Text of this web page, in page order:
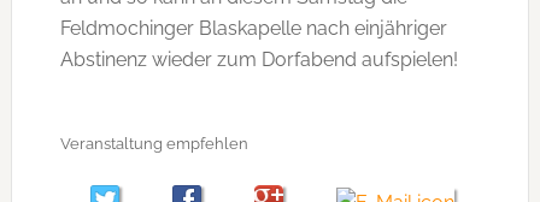
Feldmochinger Blaskapelle nach einjähriger
Abstinenz wieder zum Dorfabend aufspielen!
Veranstaltung empfehlen